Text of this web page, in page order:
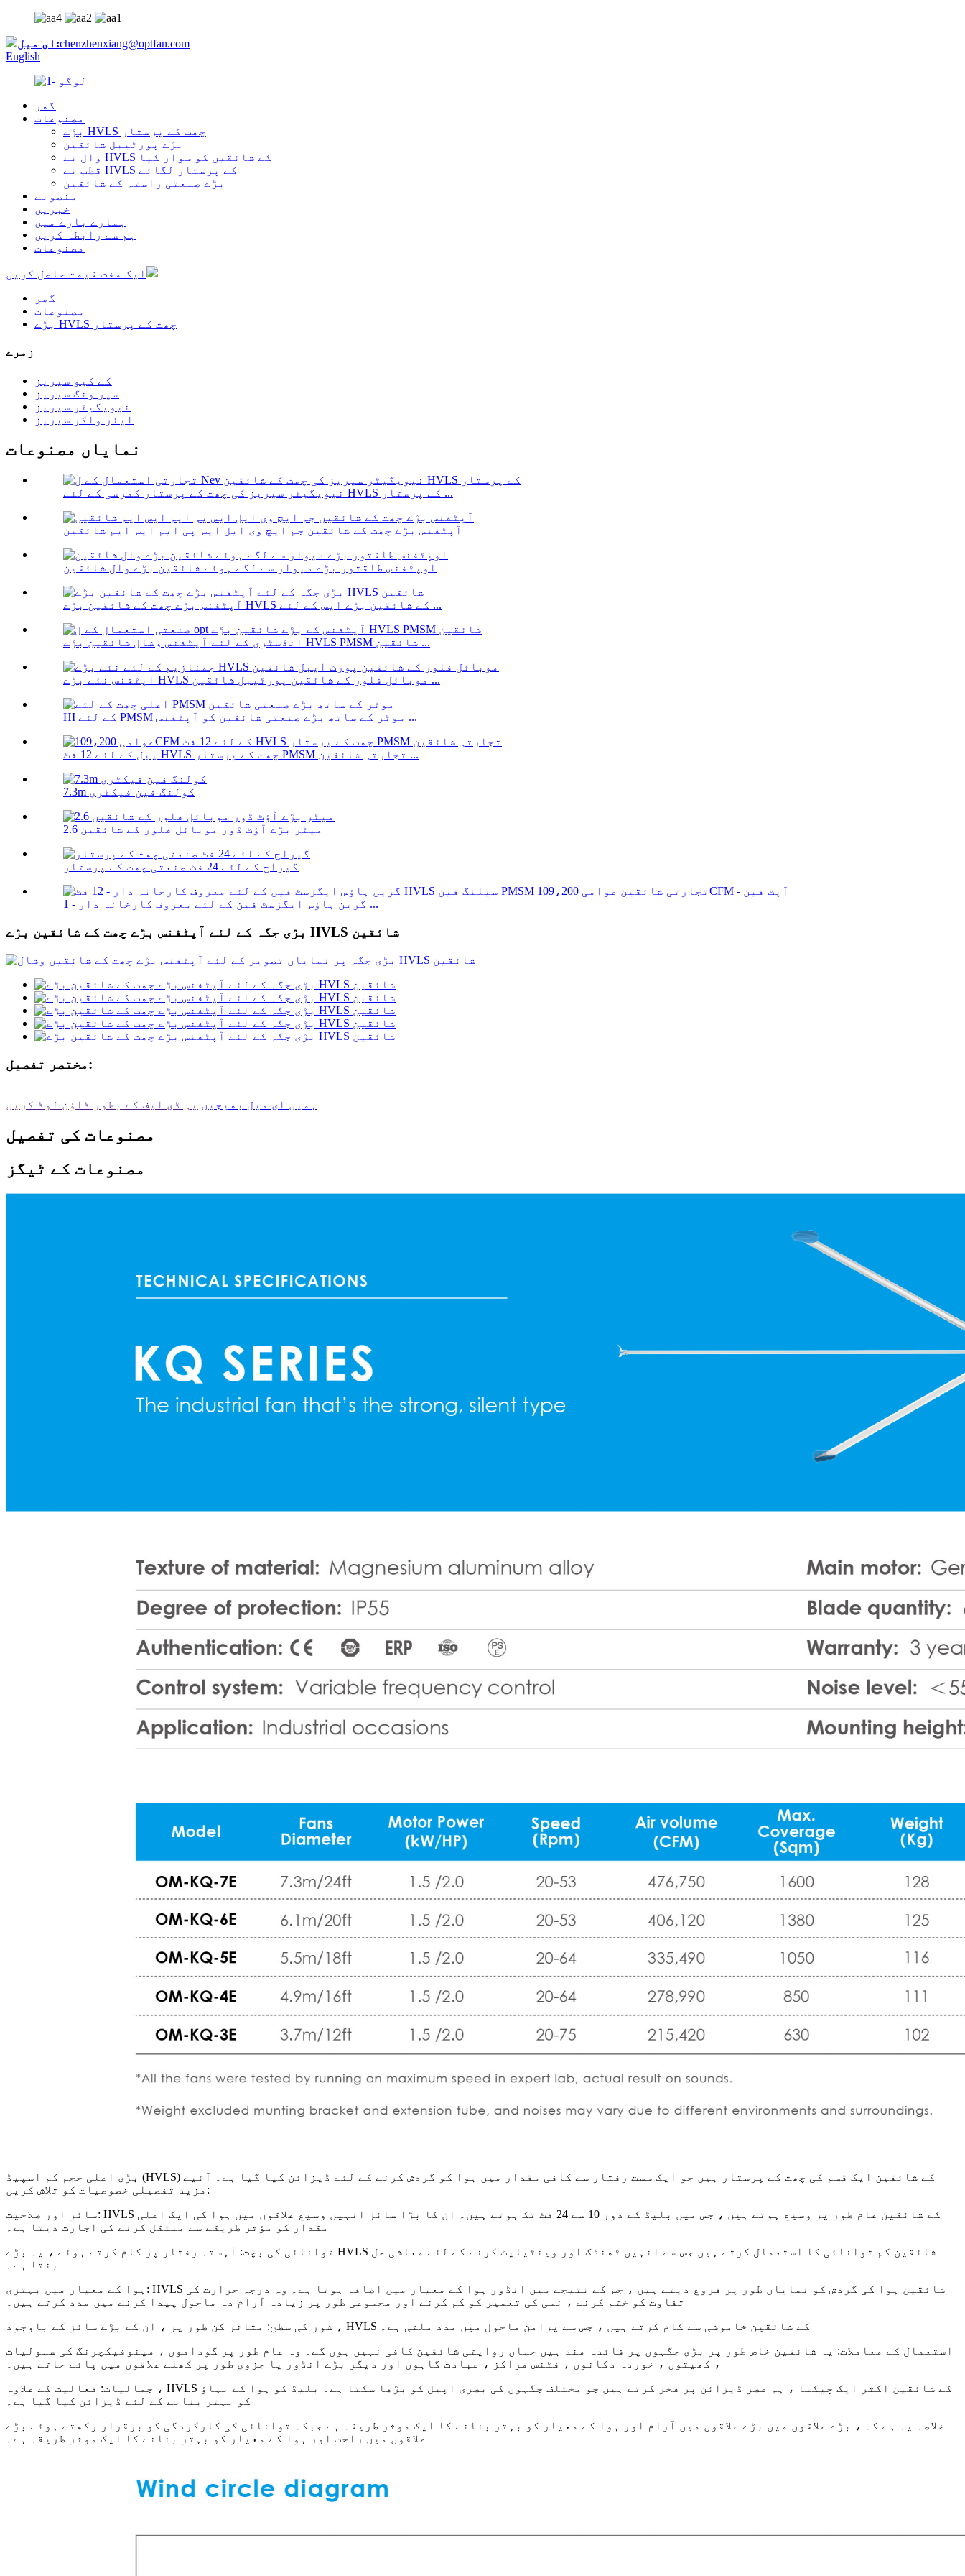
ای میل:chenzhenxiang@optfan.com
English
گھر
مصنوعات
بڑے HVLS چھت کے پرستار
بڑے پورٹیبل شائقین
وال نے HVLS کے شائقین کو سوار کیا
قطب نے HVLS کے پرستار لگائے
بڑے صنعتی راستہ کے شائقین
منصوبے
خبریں
ہمارے بارے میں
ہم سے رابطہ کریں
مصنوعات
ایک مفت قیمت حاصل کریں
گھر
مصنوعات
بڑے HVLS چھت کے پرستار
زمرے
کے کیو سیریز
سپر ونگ سیریز
نیویگیٹر سیریز
ایئر واکر سیریز
نمایاں مصنوعات
نیویگیٹر سیریز کی چھت کے پرستار کمرسی کے لئے HVLS کے پرستار ...
آپٹفنس بڑے چھت کے شائقین جم ایچ وی ایل ایس پی ایم ایس ایم شائقین
اوپٹفنس طاقتور بڑے دیوار سے لگے ہوئے شائقین بڑے وال شائقین
آپٹفنس بڑے چھت کے شائقین بڑے HVLS کے شائقین بڑے ایس کے لئے ...
انڈسٹری کے لئے آپٹفنس وشال شائقین بڑے HVLS PMSM شائقین ...
آپٹفنس نئے بڑے HVLS موبائل فلور کے شائقین پورٹیبل شائقین ...
HI کے لئے PMSM موٹر کے ساتھ بڑے صنعتی شائقین کو آپٹفنس ...
پبل کے لئے 12 فٹ HVLS چھت کے پرستار PMSM تجارتی شائقین ...
7.3m کولنگ فین فیکٹری
2.6 میٹر بڑے آؤٹ ڈور موبائل فلور کے شائقین
گیراج کے لئے 24 فٹ صنعتی چھت کے پرستار
گرین ہاؤس ایگزسٹ فین کے لئے معروف کارخانہ دار - 1 ...
بڑی جگہ کے لئے آپٹفنس بڑے چھت کے شائقین بڑے HVLS شائقین
مختصر تفصیل:
ہمیں ای میل بھیجیں پی ڈی ایف کے بطور ڈاؤن لوڈ کریں
مصنوعات کی تفصیل
مصنوعات کے ٹیگز
بڑی اعلی حجم کم اسپیڈ (HVLS) کے شائقین ایک قسم کی چھت کے پرستار ہیں جو ایک سست رفتار سے کافی مقدار میں ہوا کو گردش کرنے کے لئے ڈیزائن کیا گیا ہے۔ آئیے
مزید تفصیلی خصوصیات کو تلاش کریں:
سائز اور صلاحیت: HVLS کے شائقین عام طور پر وسیع ہوتے ہیں ، جس میں بلیڈ کے دور 10 سے 24 فٹ تک ہوتے ہیں۔ ان کا بڑا سائز انہیں وسیع علاقوں میں ہوا کی ایک اعلی
مقدار کو مؤثر طریقے سے منتقل کرنے کی اجازت دیتا ہے۔
توانائی کی بچت: آہستہ رفتار پر کام کرتے ہوئے ، یہ بڑے HVLS شائقین کم توانائی کا استعمال کرتے ہیں جس سے انہیں ٹھنڈک اور وینٹیلیٹ کرنے کے لئے معاشی حل
بنتا ہے۔
ہوا کے معیار میں بہتری: HVLS شائقین ہوا کی گردش کو نمایاں طور پر فروغ دیتے ہیں ، جس کے نتیجے میں انڈور ہوا کے معیار میں اضافہ ہوتا ہے۔ وہ درجہ حرارت کی
تفاوت کو ختم کرنے ، نمی کی تعمیر کو کم کرنے اور مجموعی طور پر زیادہ آرام دہ ماحول پیدا کرنے میں مدد کرتے ہیں۔
شور کی سطح: متاثر کن طور پر ، ان کے بڑے سائز کے باوجود ، HVLS کے شائقین خاموشی سے کام کرتے ہیں ، جس سے پرامن ماحول میں مدد ملتی ہے۔
استعمال کے معاملات: یہ شائقین خاص طور پر بڑی جگہوں پر فائدہ مند ہیں جہاں روایتی شائقین کافی نہیں ہوں گے۔ وہ عام طور پر گوداموں ، مینوفیکچرنگ کی سہولیات
، کھیتوں ، خوردہ دکانوں ، فٹنس مراکز ، عبادت گاہوں اور دیگر بڑے انڈور یا جزوی طور پر کھلے علاقوں میں پائے جاتے ہیں۔
جمالیات: فعالیت کے علاوہ ، HVLS کے شائقین اکثر ایک چیکنا ، ہم عصر ڈیزائن پر فخر کرتے ہیں جو مختلف جگہوں کی بصری اپیل کو بڑھا سکتا ہے۔ بلیڈ کو ہوا کے بہاؤ
کو بہتر بنانے کے لئے ڈیزائن کیا گیا ہے۔
خلاصہ یہ ہے کہ ، بڑے علاقوں میں بڑے علاقوں میں آرام اور ہوا کے معیار کو بہتر بنانے کا ایک موثر طریقہ ہے جبکہ توانائی کی کارکردگی کو برقرار رکھتے ہوئے بڑے
علاقوں میں راحت اور ہوا کے معیار کو بہتر بنانے کا ایک موثر طریقہ ہے۔